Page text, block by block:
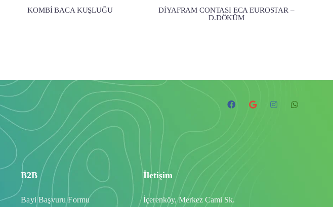
KOMBİ BACA KUŞLUĞU
DİYAFRAM CONTASI ECA EUROSTAR –
D.DÖKÜM
B2B
Bayi Başvuru Formu
İletişim
İçerenköy, Merkez Cami Sk.